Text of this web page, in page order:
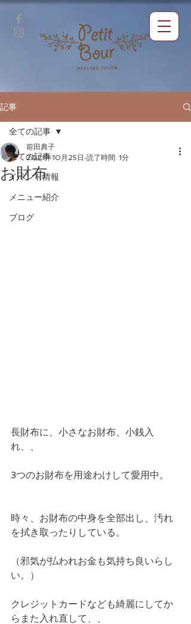
記事
全ての記事
イベント情報
メニュー紹介
ブログ
全ての記事
お財布
前田典子
2021年10月25日 読了時間: 1分
長財布に、小さなお財布、小銭入
れ、、
3つのお財布を用途わけして愛用中。
時々、お財布の中身を全部出し、汚れ
を拭き取ったりしている。
（邪気が払われお金も気持ち良いらし
い。）
クレジットカードなども綺麗にしてか
らまた入れ直して、、